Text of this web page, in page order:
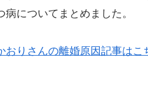
についてまとめました。
りさんの離婚原因記事はこ